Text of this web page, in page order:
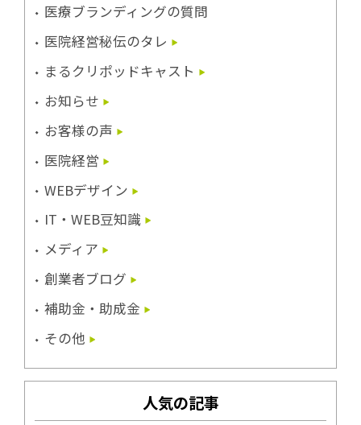
医療ブランディングの質問
医院経営秘伝のタレ
まるクリポッドキャスト
お知らせ
お客様の声
医院経営
WEBデザイン
IT・WEB豆知識
メディア
創業者ブログ
補助金・助成金
その他
人気の記事